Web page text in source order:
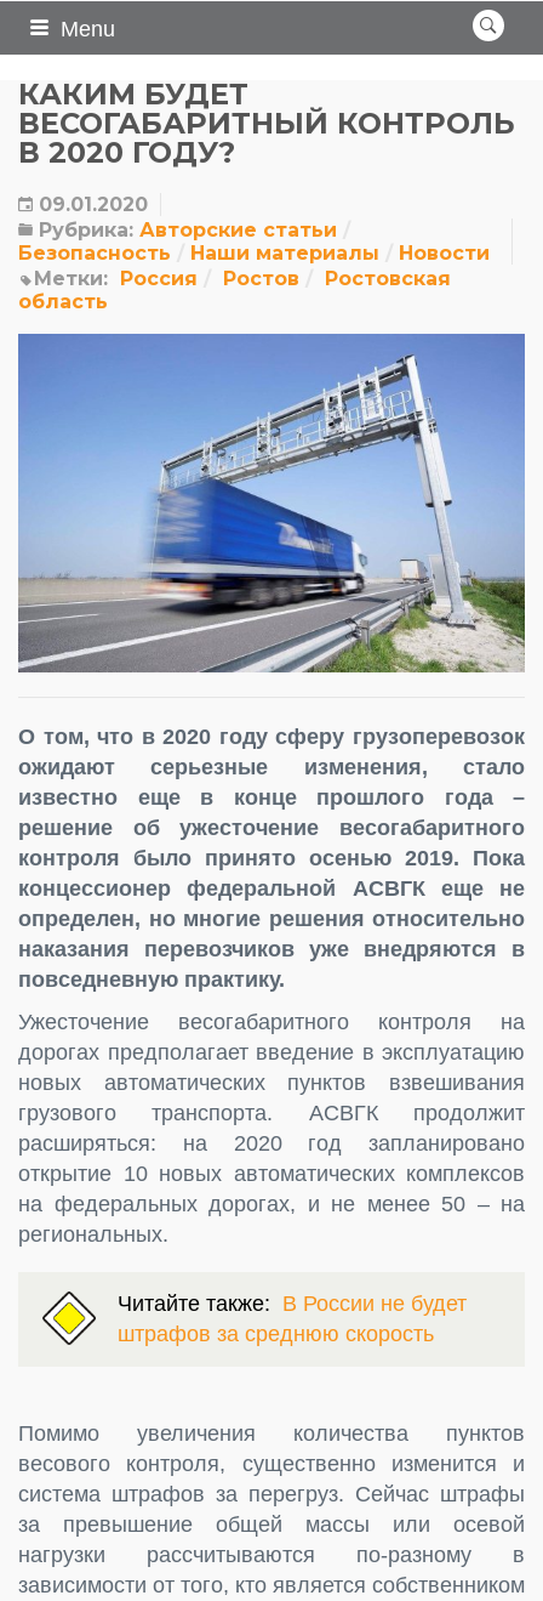
Menu
КАКИМ БУДЕТ
ВЕСОГАБАРИТНЫЙ КОНТРОЛЬ
В 2020 ГОДУ?
09.01.2020
Рубрика: Авторские статьи
Безопасность
Наши материалы
Новости
Метки: Россия Ростов
Ростовская
область
О том, что в 2020 году сферу грузоперевозок
ожидают серьезные изменения, стало
известно еще в конце прошлого года –
решение об ужесточение весогабаритного
контроля было принято осенью 2019. Пока
концессионер федеральной АСВГК еще не
определен, но многие решения относительно
наказания перевозчиков уже внедряются в
повседневную практику.
Ужесточение весогабаритного контроля на
дорогах предполагает введение в эксплуатацию
новых автоматических пунктов взвешивания
грузового транспорта. АСВГК продолжит
расширяться: на 2020 год запланировано
открытие 10 новых автоматических комплексов
на федеральных дорогах, и не менее 50 – на
региональных.
Читайте также: В России не будет
штрафов за среднюю скорость
Помимо увеличения количества пунктов
весового контроля, существенно изменится и
система штрафов за перегруз. Сейчас штрафы
за превышение общей массы или осевой
нагрузки рассчитываются по-разному в
зависимости от того, кто является собственником